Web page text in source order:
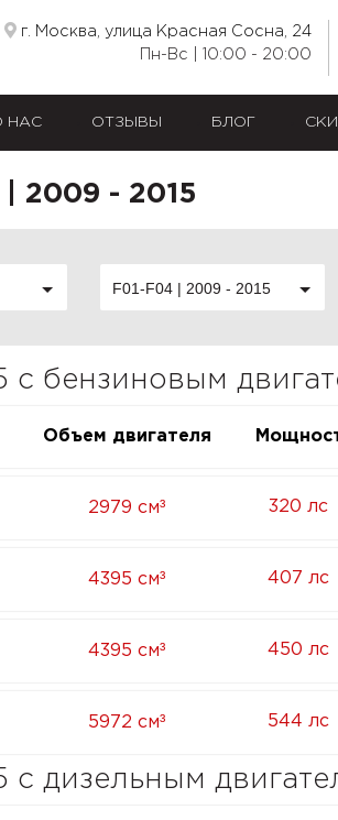
г. Москва, улица Красная Сосна, 24
Пн-Вс | 10:00 - 20:00
НАС ОТЗЫВЫ БЛОГ
2009 - 2015
F01-F04 | 2009 - 2015
с бензиновым
Объем двигателя
2979 см³ 320 лс
4395 см³ 407 лс
4395 см³ 450 лс
5972 см³ 544 лс
с дизельным